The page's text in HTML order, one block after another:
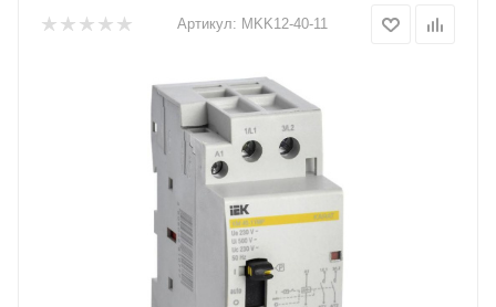
Артикул: MKK12-40-11